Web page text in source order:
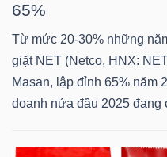
65%
Từ mức 20-30% những
giặt NET (Netco, HNX:
Masan, lập đỉnh 65% năm
doanh nửa đầu 2025 đang
CHĂM
SÓC
SỨC
KHỎE